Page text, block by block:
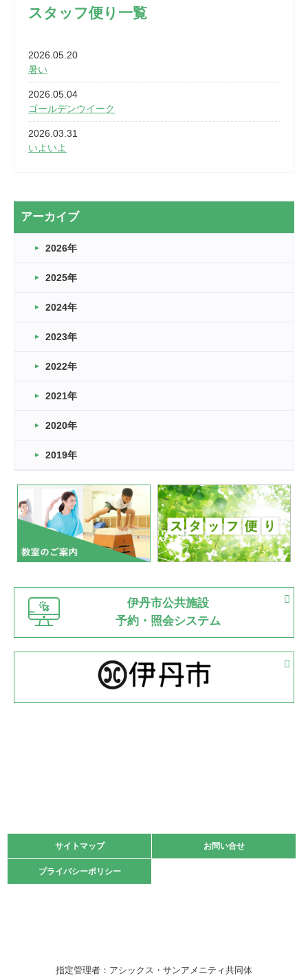
スタッフ便り一覧
2026.05.20
暑い
2026.05.04
ゴールデンウイーク
2026.03.31
いよいよ
2026.03.20
なぎなた
2026.03.16
車いすバスケとRくんのお話
卒業・卒園の季節★
2026.03.11
緑ケ丘体育館
2022.11.03
緑ケ丘体育館
いたっぼーる大会☆彡
緑ケ丘体育館
2022.07.03
市内総合体育大会が開始
緑ケ丘体育館 猪名川運動広場
古池運動広場
2022.06.12
県知事杯争奪バレーボール大会が開催
2022.05.05
体育協会長杯 バドミントン競技の部
2022.05.22
緑ケ丘体育館
2021.10.23
卓球選手権大会ラージボールの部開催☆
伊丹市総合体育大会 バレーボール大会が開催されました
アーカイブ
2026年
2025年
2024年
2023年
2022年
2021年
2020年
2019年
伊丹市公共施設
予約・照会システム
サイトマップ お問い合せ
プライバシーポリシー
サイトマップ お問い合せ
プライバシーポリシー
指定管理者：アシックス・サンアメニティ共同体